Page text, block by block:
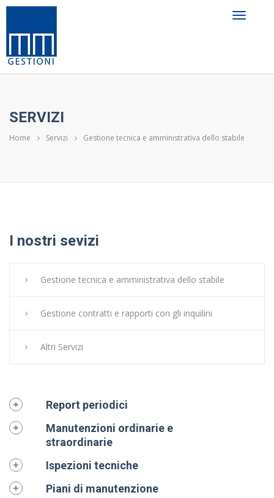
SERVIZI
Home Servizi Gestione tecnica e amministrativa dello stabile
I nostri sevizi
Gestione tecnica e amministrativa dello stabile
Gestione contratti e rapporti con gli inquilini
Altri Servizi
Report periodici
Manutenzioni ordinarie e
straordinarie
Ispezioni tecniche
Piani di manutenzione